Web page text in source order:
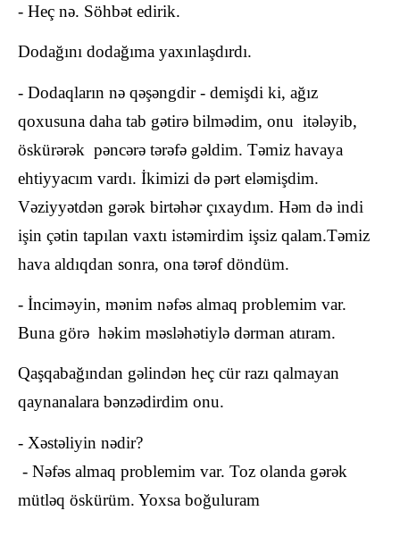
- Heç nə. Söhbət edirik.
Dodağını dodağıma yaxınlaşdırdı.
- Dodaqların nə qəşəngdir - demişdi ki, ağız
qoxusuna daha tab gətirə bilmədim, onu itələyib,
öskürərək pəncərə tərəfə gəldim. Təmiz havaya
ehtiyyacım vardı. İkimizi də pərt eləmişdim.
Vəziyyətdən gərək birtəhər çıxaydım. Həm də indi
işin çətin tapılan vaxtı istəmirdim işsiz qalam.Təmiz
hava aldıqdan sonra, ona tərəf döndüm.
- İnciməyin, mənim nəfəs almaq problemim var.
Buna görə həkim məsləhətiylə dərman atıram.
Qaşqabağından gəlindən heç cür razı qalmayan
qaynanalara bənzədirdim onu.
- Xəstəliyin nədir?
- Nəfəs almaq problemim var. Toz olanda gərək
mütləq öskürüm. Yoxsa boğuluram